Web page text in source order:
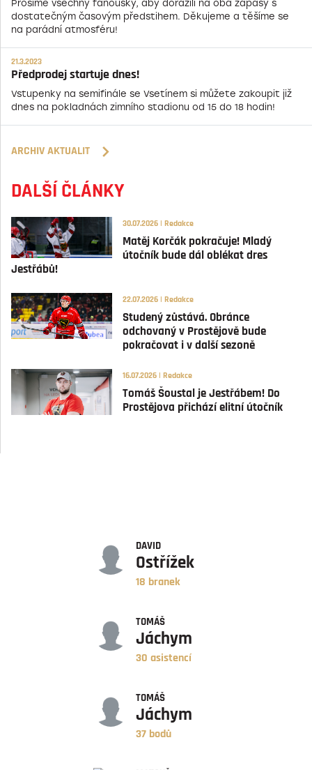
Prosíme všechny fanoušky, aby dorazili na oba zápasy s
dostatečným časovým předstihem. Děkujeme a těšíme se
na parádní atmosféru!
21.3.2023
Předprodej startuje dnes!
Vstupenky na semifinále se Vsetínem si můžete zakoupit již
dnes na pokladnách zimního stadionu od 15 do 18 hodin!
ARCHIV AKTUALIT
DALŠÍ ČLÁNKY
30.07.2026 | Redakce
Matěj Korčák pokračuje! Mladý
útočník bude dál oblékat dres
Jestřábů!
22.07.2026 | Redakce
Studený zůstává. Obránce
odchovaný v Prostějově bude
pokračovat i v další sezoně
16.07.2026 | Redakce
Tomáš Šoustal je Jestřábem! Do
Prostějova přichází elitní útočník
DAVID
Ostřížek
18 branek
TOMÁŠ
Jáchym
30 asistencí
TOMÁŠ
Jáchym
37 bodů